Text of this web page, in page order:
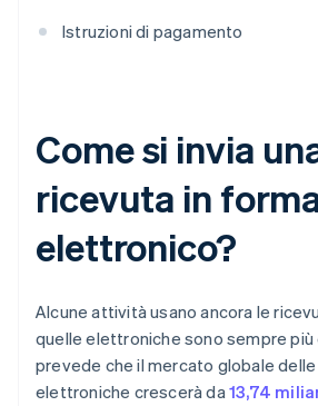
Istruzioni di pagamento
Come si invia
ricevuta in
elettronico?
Alcune attività usano ancora le
quelle elettroniche sono sempre più
prevede che il mercato globale
elettroniche crescerà da13,74